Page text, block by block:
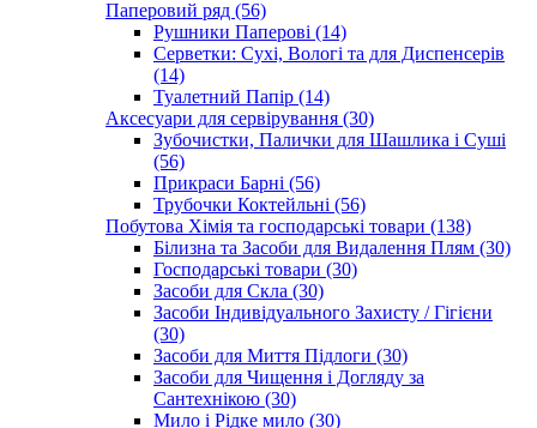
Паперовий ряд (56)
Рушники Паперові (14)
Серветки: Сухі, Вологі та для Диспенсерів
(14)
Туалетний Папір (14)
Аксесуари для сервірування (30)
Зубочистки, Палички для Шашлика і Суші
(56)
Прикраси Барні (56)
Трубочки Коктейльні (56)
Побутова Хімія та господарські товари (138)
Білизна та Засоби для Видалення Плям (30)
Господарські товари (30)
Засоби для Скла (30)
Засоби Індивідуального Захисту / Гігієни
(30)
Засоби для Миття Підлоги (30)
Засоби для Чищення і Догляду за
Сантехнікою (30)
Мило і Рідке мило (30)